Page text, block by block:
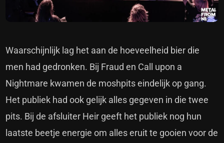
Waarschijnlijk lag het aan de hoeveelheid bier die
men had gedronken. Bij Fraud en Call upon a
Nightmare kwamen de moshpits eindelijk op gang.
Het publiek had ook gelijk alles gegeven in die twee
pits. Bij de afsluiter Heir geeft het publiek nog hun
laatste beetje energie om alles eruit te gooien voor de